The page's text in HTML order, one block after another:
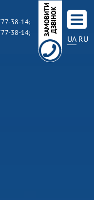
З
А
М
О
В
И
Т
И
Д
З
В
І
Н
ОК
38-14;
38-14;
UA RU